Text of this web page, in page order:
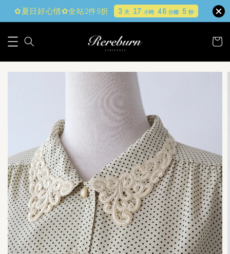
✿夏日好心情✿全站2件9折 3天 17 小時 46 分鐘 4秒